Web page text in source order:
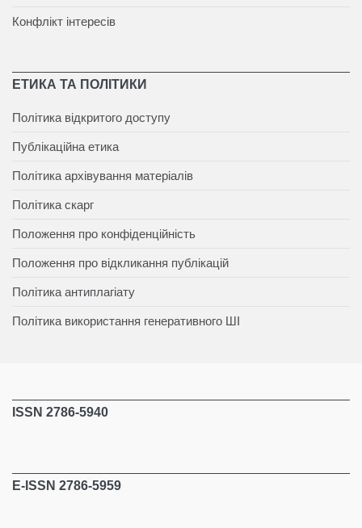
Конфлікт інтересів
ЕТИКА ТА ПОЛІТИКИ
Політика відкритого доступу
Публікаційна етика
Політика архівування матеріалів
Політика скарг
Положення про конфіденційність
Положення про відкликання публікацій
Політика антиплагіату
Політика використання генеративного ШІ
ISSN 2786-5940
E-ISSN 2786-5959